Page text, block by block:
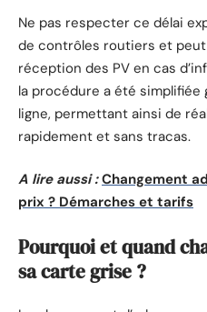
Ne pas respecter ce délai
de contrôles routiers et
réception des PV en cas
la procédure a été simplifiée
ligne, permettant ainsi de
rapidement et sans tracas.
A lire aussi : Changement
prix ? Démarches et tarifs
Pourquoi et quand
sa carte grise ?